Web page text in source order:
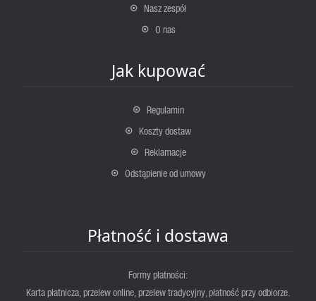
Nasz zespół
O nas
Jak kupować
Regulamin
Koszty dostaw
Reklamacje
Odstąpienie od umowy
Płatność i dostawa
Formy płatności:
Karta płatnicza, przelew online, przelew tradycyjny, płatność przy odbiorze.